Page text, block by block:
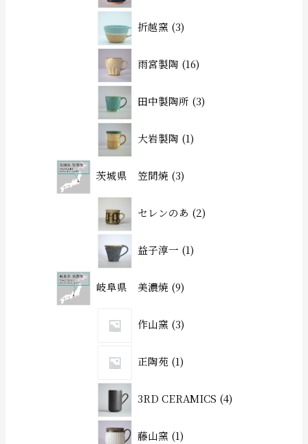
折越窯 3
雨宮製陶 16
田中製陶所 3
大岩製陶 1
茨城県 笠間焼 3
セレンのあ 2
益子淳一 1
岐阜県 美濃焼 9
作山窯 3
正陶苑 1
3RD CERAMICS 4
藤山窯 1